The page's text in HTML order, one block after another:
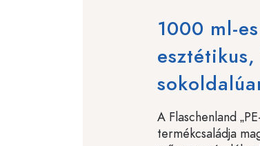
1000 ml-
A Flaschenland
termékcsaládja